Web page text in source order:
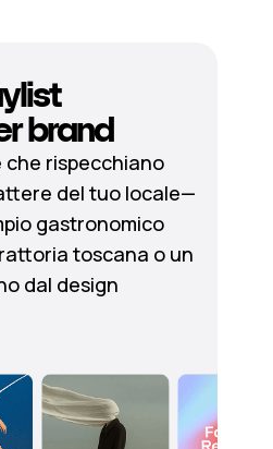
brand
che rispecchiano
del tuo locale—
gastronomico
toscana o un
dal design